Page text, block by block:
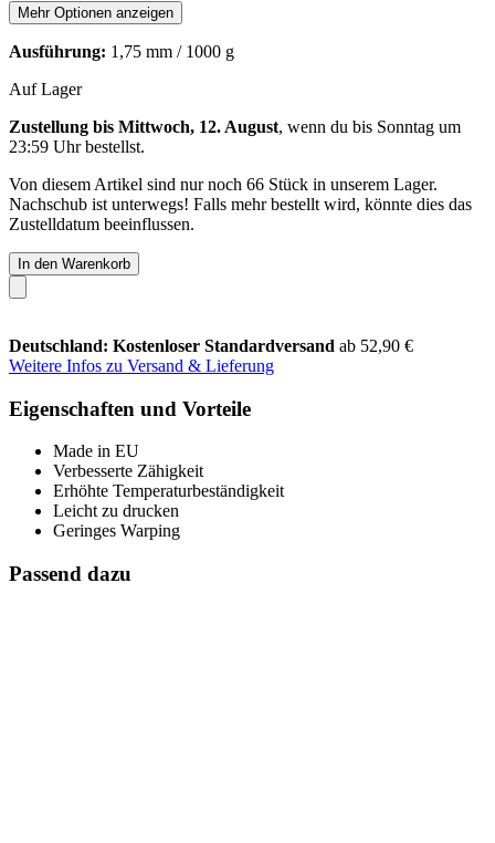
Mehr Optionen anzeigen
Ausführung: 1,75 mm / 1000 g
Auf Lager
Zustellung bis Mittwoch, 12. August, wenn du bis Sonntag um
23:59 Uhrbestellst.
Von diesem Artikel sind nur noch 66 Stück in unserem Lager.
Nachschub ist unterwegs! Falls mehr bestellt wird, könnte dies das
Zustelldatum beeinflussen.
In den Warenkorb
Deutschland: Kostenloser Standardversand ab 52,90 €
Weitere Infos zu Versand & Lieferung
Eigenschaften und Vorteile
Made in EU
Verbesserte Zähigkeit
Erhöhte Temperaturbeständigkeit
Leicht zu drucken
Geringes Warping
Passend dazu